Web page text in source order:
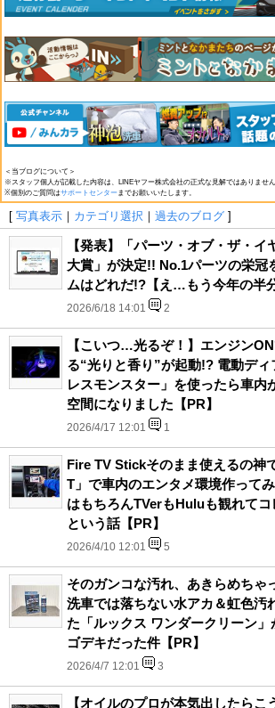
＜当ブログについて＞
※スタッフ個人が記載した内容は、LINEヤフー株式会社の正式な見解ではありません
※個別のご質問はサポートセンターまでお願いいたします。
[ 写真表示 ｜ カテゴリ選択 ｜ 過去のブログ ]
【発表】「パーツ・オブ・ザ・イ
大賞」が決定!! No.1パーツの栄冠
ムはどれだ!?【え…もう今年の半
2026/6/18 14:01 2
【こいつ…光るぞ！】エンジン
る“光りと香り”が起動!? 電動デ
レスモンスター」を使ったら車内
空間になりました【PR】
2026/4/17 12:01 1
Fire TV Stickそのまま使えるの神
T」で車内のエンタメ環境作って
はもちろんTVerもHuluも観れてコ
という話【PR】
2026/4/10 12:01 5
そのガンコな汚れ、あきらめちゃ
洗車では落ちない水アカ＆虹色汚
た「ルックス ワンダークリーン
ゴデキだった件【PR】
2026/4/7 12:01 3
【オイルのプロが本気出したら